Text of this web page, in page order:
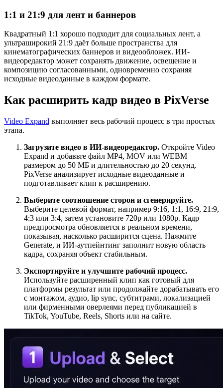
1:1 и 21:9 для лент и баннеров
Квадратный 1:1 хорошо подходит для социальных лент, а
ультраширокий 21:9 даёт больше пространства для
кинематографических баннеров и видеообложек. ИИ-
видеоредактор может сохранять движение, освещение и
композицию согласованными, одновременно сохраняя
исходные видеоданные в каждом формате.
Как расширить кадр видео в PixVerse
Video Expand выполняет весь рабочий процесс в три простых
этапа.
Загрузите видео в ИИ-видеоредактор. Откройте Video
Expand и добавьте файл MP4, MOV или WEBM
размером до 50 МБ и длительностью до 20 секунд.
PixVerse анализирует исходные видеоданные и
подготавливает клип к расширению.
Выберите соотношение сторон и сгенерируйте.
Выберите целевой формат, например 9:16, 1:1, 16:9, 21:9,
4:3 или 3:4, затем установите 720p или 1080p. Кадр
предпросмотра обновляется в реальном времени,
показывая, насколько расширится сцена. Нажмите
Generate, и ИИ-аутпейнтинг заполнит новую область
кадра, сохраняя объект стабильным.
Экспортируйте и улучшите рабочий процесс.
Используйте расширенный клип как готовый для
платформы результат или продолжайте дорабатывать его
с монтажом, аудио, lip sync, субтитрами, локализацией
или фирменными оверлеями перед публикацией в
TikTok, YouTube, Reels, Shorts или на сайте.